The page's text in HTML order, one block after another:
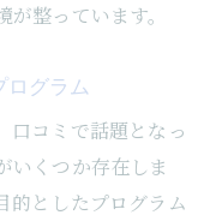
整っています。
ログラム
口コミで話題となっ
いくつか存在しま
的としたプログラム